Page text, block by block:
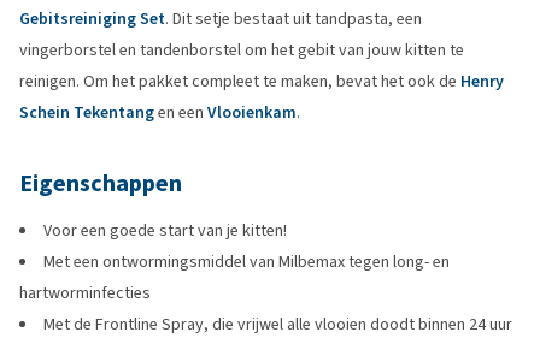
Gebitsreiniging Set. Dit setje bestaat uit tandpasta, een
vingerborstel en tandenborstel om het gebit van jouw kitten te
reinigen. Om het pakket compleet te maken, bevat het ook de Henry
Schein Tekentangen een Vlooienkam.
Eigenschappen
Voor een goede start van je kitten!
Met een ontwormingsmiddel van Milbemax tegen long- en
hartworminfecties
Met de Frontline Spray, die vrijwel alle vlooien doodt binnen 24 uur